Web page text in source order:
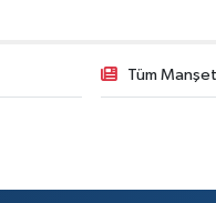
Tüm